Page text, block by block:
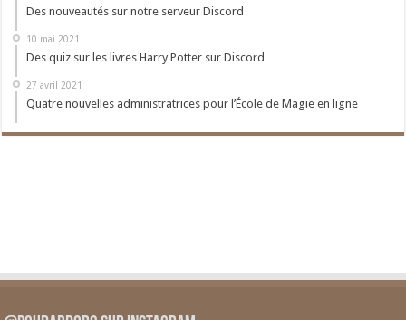
Des nouveautés sur notre serveur Discord
10 mai 2021
Des quiz sur les livres Harry Potter sur Discord
27 avril 2021
Quatre nouvelles administratrices pour l’École de Magie en ligne